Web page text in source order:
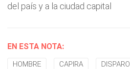
del país y a la ciudad capital
EN ESTA NOTA:
HOMBRE CAPIRA DISPARO